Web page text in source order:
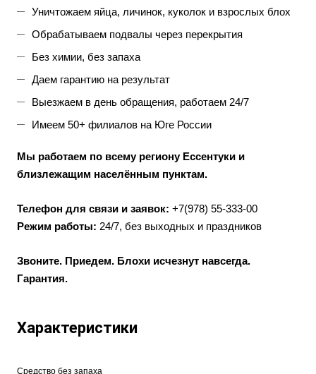
Уничтожаем яйца, личинок, куколок и взрослых блох
Обрабатываем подвалы через перекрытия
Без химии, без запаха
Даем гарантию на результат
Выезжаем в день обращения, работаем 24/7
Имеем 50+ филиалов на Юге России
Мы работаем по всему региону Ессентуки и
близлежащим населённым пунктам.
Телефон для связи и заявок: +7(978) 55-333-00
Режим работы: 24/7, без выходных и праздников
Звоните. Приедем. Блохи исчезнут навсегда.
Гарантия.
Характеристики
Средство без запаха